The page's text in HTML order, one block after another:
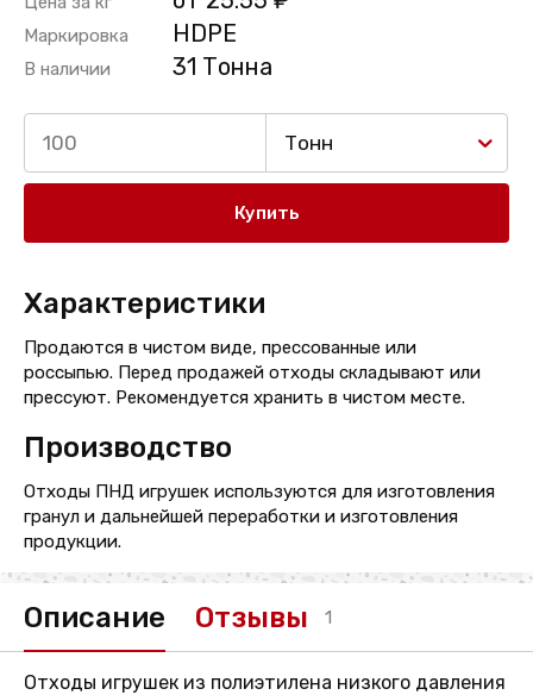
Маркировка HDPE
В наличии 31 Тонна
Тонн
Купить
Характеристики
Продаются в чистом виде, прессованные или
россыпью. Перед продажей отходы складывают или
прессуют. Рекомендуется хранить в чистом месте.
Производство
Отходы ПНД игрушек используются для изготовления
гранул и дальнейшей переработки и изготовления
продукции.
Описание Отзывы 1
Отходы игрушек из полиэтилена низкого давления